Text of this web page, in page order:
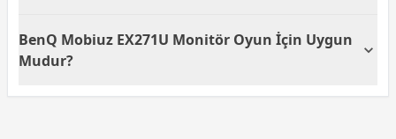
x 3 ile USB 3.2 C Tipi x 3 bağlantı seçeneklerine
sahiptir. Bu çeşitlilik, farklı cihazlarla uyumlu
BenQ Mobiuz EX271U Monitör Oyun İçin Uygun
Mudur?
Evet, BenQ Mobiuz EX271U 165Hz yenileme hızı ve 1